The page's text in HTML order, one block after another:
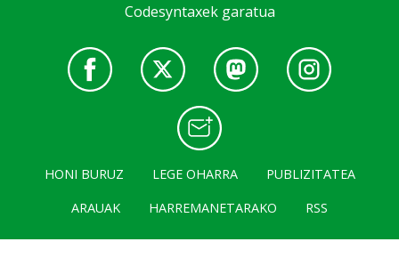
Codesyntaxek garatua
HONI BURUZ LEGE OHARRA
PUBLIZITATEA
ARAUAK
HARREMANETARAKO RSS